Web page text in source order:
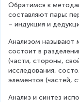
Обратимся к
составляют пары:
– индукция и
Анализом называют
состоит в
(части, стороны,
исследования,
элементов (частей,
Анализ и синтез